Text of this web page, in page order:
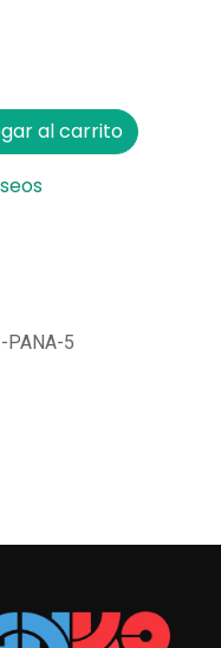
al carrito
PANA-5